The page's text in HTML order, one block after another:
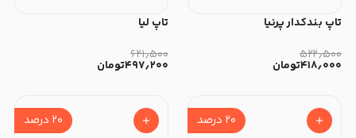
تاپ بندکدار پرنیا
۵۲۲٫۵۰۰
۴۱۸٫۰۰۰تومان
تاپ لیا
۶۲۱٫۵۰۰
۴۹۷٫۲۰۰تومان
۲۰ درصد ۲۰ درصد